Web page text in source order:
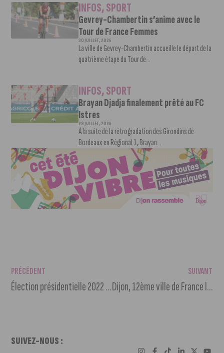
INFOS,SPORT
Gevrey-Chambertin s’anime avec le
Tour de France Femmes
30 JUILLET, 2026
La ville de Gevrey-Chambertin accueille le départ de la
quatrième étape du Tour de...
INFOS,SPORT
Brayan Djadja finalement prêté au FC
Istres
28 JUILLET, 2026
À la suite de la rétrogradation des Girondins de
Bordeaux en Régional 1, Brayan...
PRÉCÉDENT
Élection présidentielle 2022 – Résultats du premier tour
SUIVANT
Dijon, 12ème ville de France la mieux couverte en 5G
SUIVEZ-NOUS :